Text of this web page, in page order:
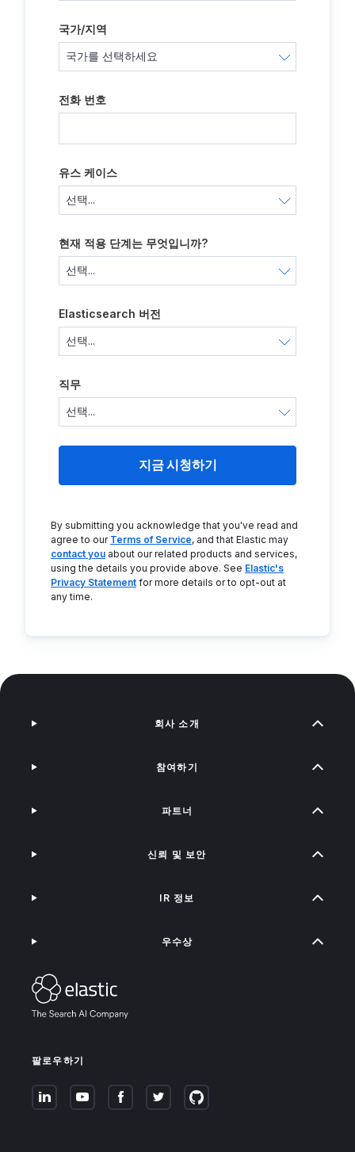
국가/지역
전화 번호
유스 케이스
현재 적용 단계는 무엇입니까?
Elasticsearch 버전
직무
지금 시청하기
By submitting you acknowledge that you've read and
agree to our Terms of Service, and that Elastic may
contact you about our related products and services,
using the details you provide above. See Elastic's
Privacy Statement for more details or to opt-out at
any time.
팔로우하기
회사 소개
참여하기
파트너
신뢰 및 보안
IR 정보
우수상